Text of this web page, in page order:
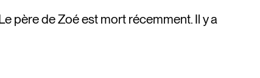
père de Zoé est mort récemment. Il y a